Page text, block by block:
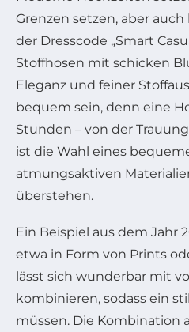
Grenzen setzen, aber
der Dresscode „Smart
Stoffhosen mit schicken
Eleganz und feiner
bequem sein, denn eine
Stunden – von der
ist die Wahl eines
atmungsaktiven
überstehen.
Ein Beispiel aus dem Jahr
etwa in Form von Prints
lässt sich wunderbar mit
kombinieren, sodass ein
müssen. Die Kombination